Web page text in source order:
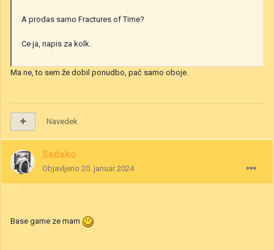
A prodas samo Fractures of Time?
Ce ja, napis za kolk.
Ma ne, to sem že dobil ponudbo, pač samo oboje.
Navedek
Sadako
Objavljeno 20. januar 2024
Base game ze mam